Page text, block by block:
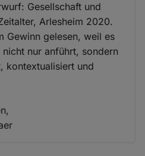
Gesellschaft und
Arlesheim 2020.
Gewinn gelesen, weil es
nur anführt, sondern
kontextualisiert und